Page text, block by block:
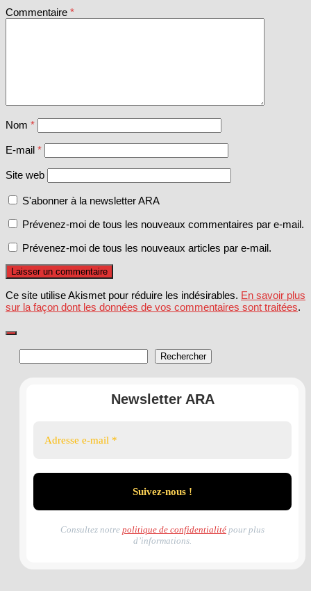
Commentaire *
Nom *
E-mail *
Site web
S'abonner à la newsletter ARA
Prévenez-moi de tous les nouveaux commentaires par e-mail.
Prévenez-moi de tous les nouveaux articles par e-mail.
Ce site utilise Akismet pour réduire les indésirables. En savoir plus
sur la façon dont les données de vos commentaires sont traitées.
Rechercher
Newsletter ARA
Consultez notre politique de confidentialité pour plus
d’informations.